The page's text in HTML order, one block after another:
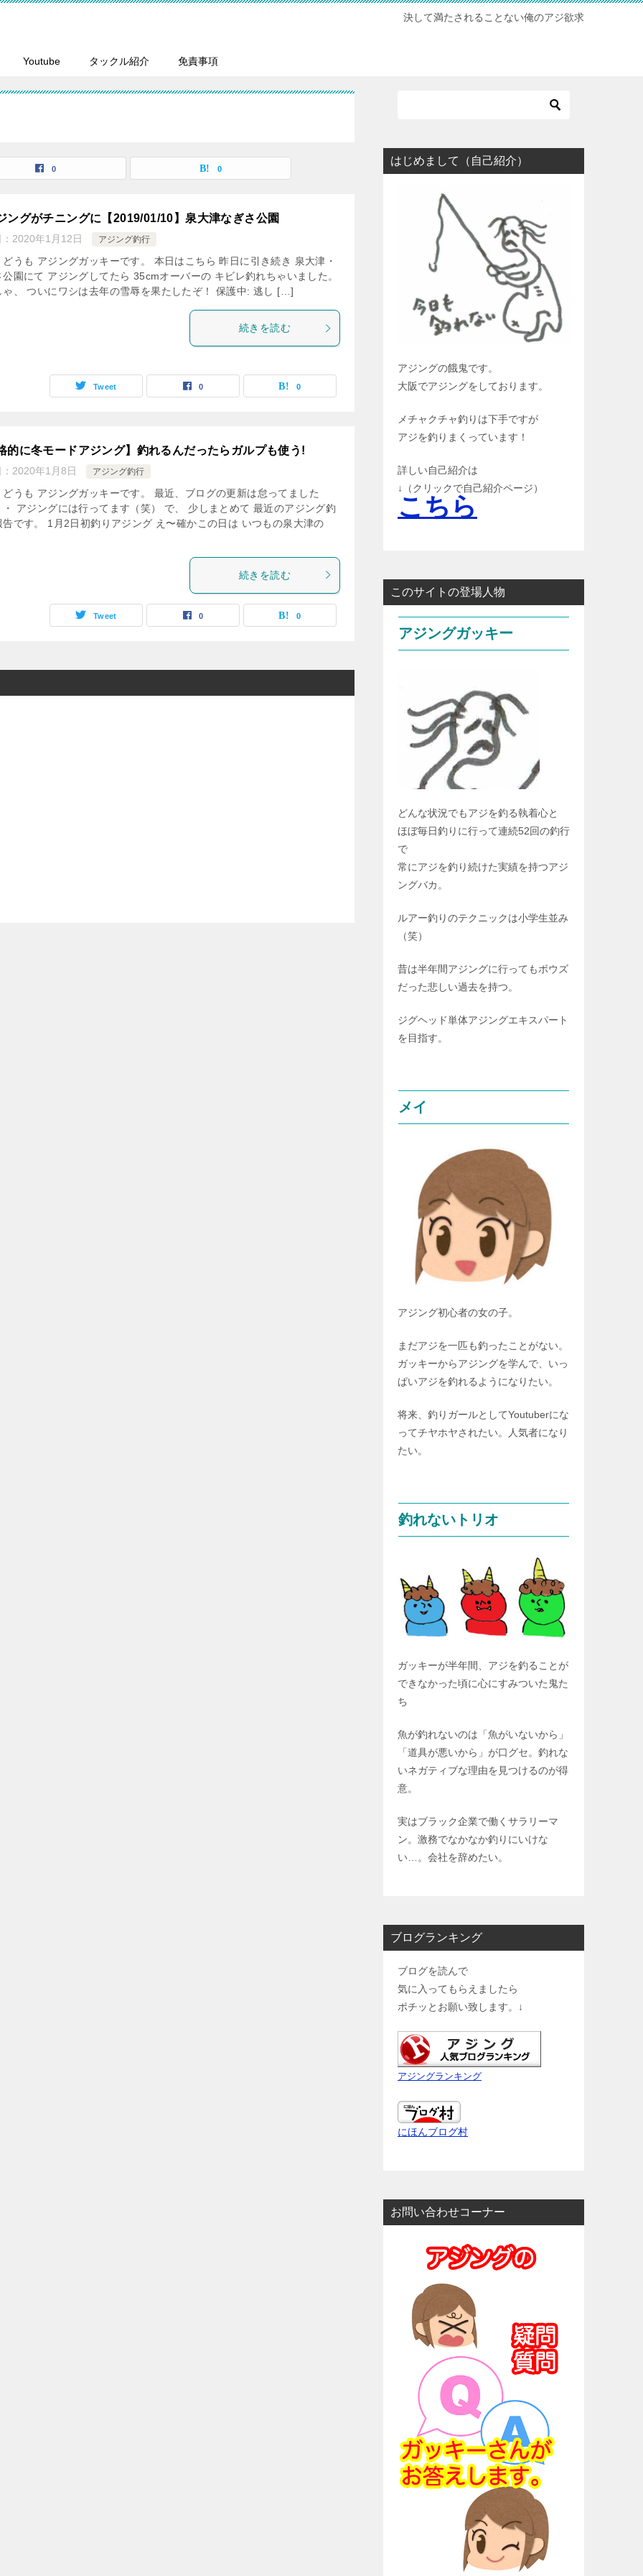
決して満たされることない俺のアジ欲求
Youtube タックル紹介 免責事項
0 0
ングがチニングに【2019/01/10】泉大津なぎさ公園
2020年1月12日 アジング釣行
どうも アジングガッキーです。 本日はこちら 昨日に引き続き 泉大津・
公園にて アジングしてたら 35cmオーバーの キビレ釣れちゃいました。
ゃ、 ついにワシは去年の雪辱を果たしたぞ！ 保護中: 逃し […]
続きを読む
Tweet 0 0
的に冬モードアジング】釣れるんだったらガルプも使う!
2020年1月8日 アジング釣行
どうも アジングガッキーです。 最近、ブログの更新は怠ってました
・ アジングには行ってます（笑） で、 少しまとめて 最近のアジング釣
告です。 1月2日初釣りアジング え〜確かこの日は いつもの泉大津の
続きを読む
Tweet 0 0
はじめまして（自己紹介）
アジングの餓鬼です。
大阪でアジングをしております。
メチャクチャ釣りは下手ですが
アジを釣りまくっています！
詳しい自己紹介は
↓（クリックで自己紹介ページ）
こちら
このサイトの登場人物
アジングガッキー
どんな状況でもアジを釣る執着心と
ほぼ毎日釣りに行って連続52回の釣行
で
常にアジを釣り続けた実績を持つアジ
ングバカ。
ルアー釣りのテクニックは小学生並み
（笑）
昔は半年間アジングに行ってもボウズ
だった悲しい過去を持つ。
ジグヘッド単体アジングエキスパート
を目指す。
メイ
アジング初心者の女の子。
まだアジを一匹も釣ったことがない。
ガッキーからアジングを学んで、いっ
ぱいアジを釣れるようになりたい。
将来、釣りガールとしてYoutuberにな
ってチヤホヤされたい。人気者になり
たい。
釣れないトリオ
ガッキーが半年間、アジを釣ることが
できなかった頃に心にすみついた鬼た
ち
魚が釣れないのは「魚がいないから」
「道具が悪いから」が口グセ。釣れな
いネガティブな理由を見つけるのが得
意。
実はブラック企業で働くサラリーマ
ン。激務でなかなか釣りにいけな
い…。会社を辞めたい。
ブログランキング
ブログを読んで
気に入ってもらえましたら
ポチッとお願い致します。↓
アジングランキング
にほんブログ村
お問い合わせコーナー